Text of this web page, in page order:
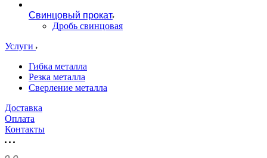
Свинцовый прокат
Дробь свинцовая
Услуги
Гибка металла
Резка металла
Сверление металла
Доставка
Оплата
Контакты